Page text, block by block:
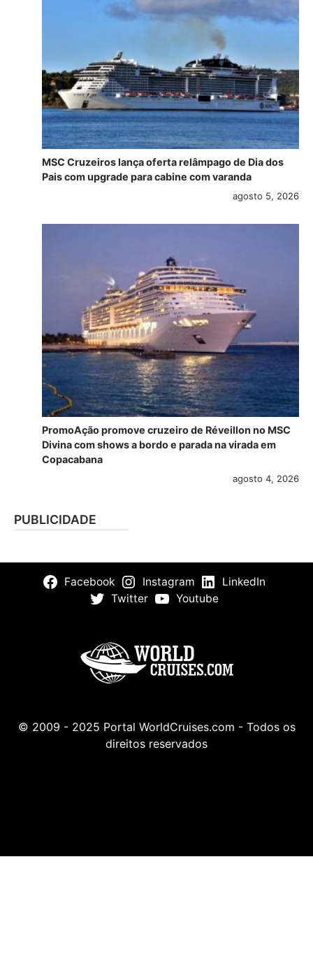
MSC Cruzeiros lança oferta relâmpago de Dia dos
Pais com upgrade para cabine com varanda
agosto 5, 2026
PromoAção promove cruzeiro de Réveillon no MSC
Divina com shows a bordo e parada na virada em
Copacabana
agosto 4, 2026
PUBLICIDADE
Facebook Instagram
LinkedIn
Twitter
Youtube
© 2009 - 2025 Portal WorldCruises.com - Todos os
direitos reservados